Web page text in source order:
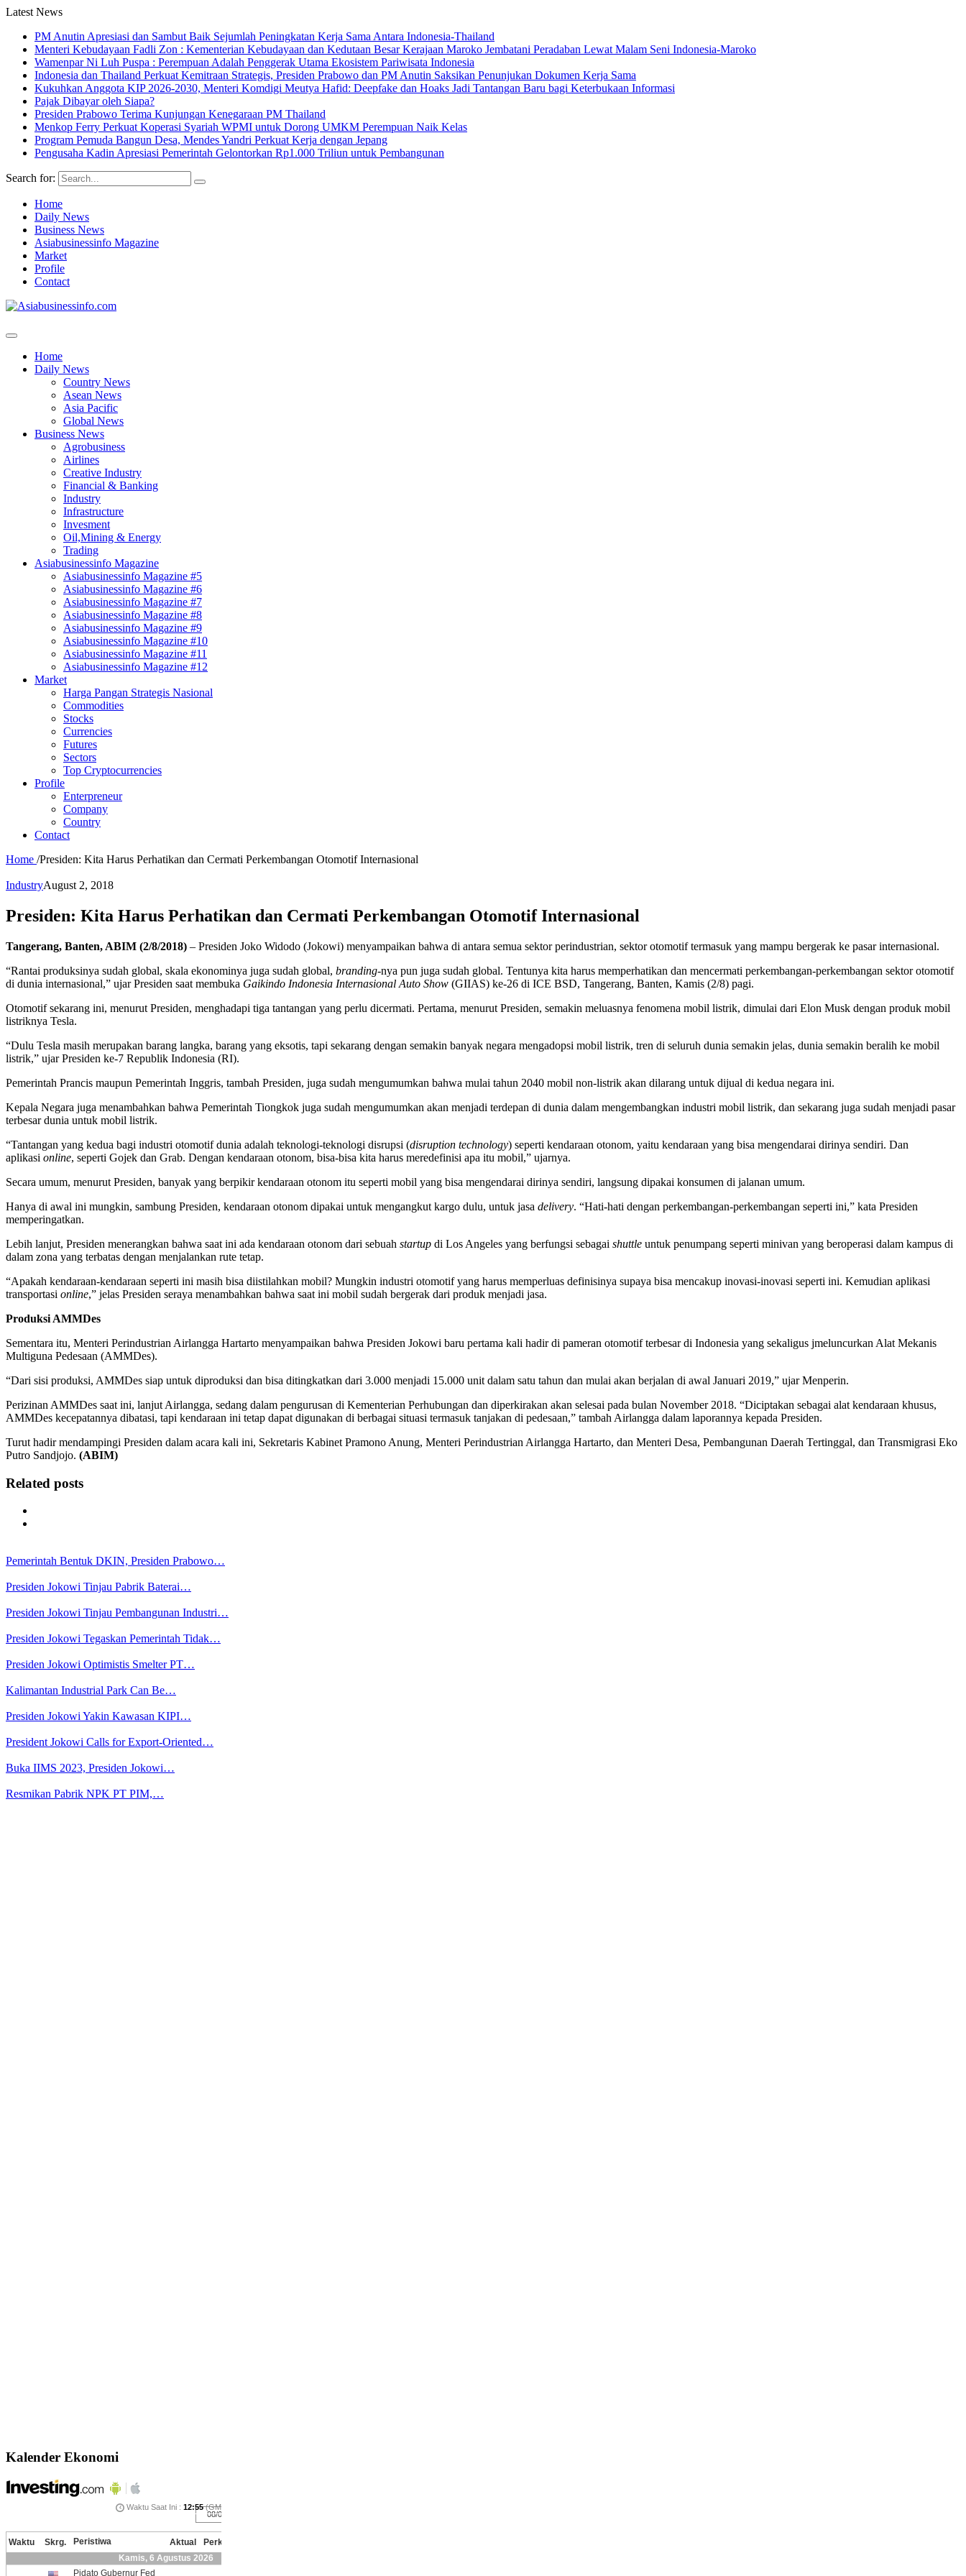
Latest News
PM Anutin Apresiasi dan Sambut Baik Sejumlah Peningkatan Kerja Sama Antara Indonesia-Thailand
Menteri Kebudayaan Fadli Zon : Kementerian Kebudayaan dan Kedutaan Besar Kerajaan Maroko Jembatani Peradaban Lewat Malam Seni Indonesia-Maroko
Wamenpar Ni Luh Puspa : Perempuan Adalah Penggerak Utama Ekosistem Pariwisata Indonesia
Indonesia dan Thailand Perkuat Kemitraan Strategis, Presiden Prabowo dan PM Anutin Saksikan Penunjukan Dokumen Kerja Sama
Kukuhkan Anggota KIP 2026-2030, Menteri Komdigi Meutya Hafid: Deepfake dan Hoaks Jadi Tantangan Baru bagi Keterbukaan Informasi
Pajak Dibayar oleh Siapa?
Presiden Prabowo Terima Kunjungan Kenegaraan PM Thailand
Menkop Ferry Perkuat Koperasi Syariah WPMI untuk Dorong UMKM Perempuan Naik Kelas
Program Pemuda Bangun Desa, Mendes Yandri Perkuat Kerja dengan Jepang
Pengusaha Kadin Apresiasi Pemerintah Gelontorkan Rp1.000 Triliun untuk Pembangunan
Search for:
Home
Daily News
Business News
Asiabusinessinfo Magazine
Market
Profile
Contact
Home
Daily News
Country News
Asean News
Asia Pacific
Global News
Business News
Agrobusiness
Airlines
Creative Industry
Financial & Banking
Industry
Infrastructure
Invesment
Oil,Mining & Energy
Trading
Asiabusinessinfo Magazine
Asiabusinessinfo Magazine #5
Asiabusinessinfo Magazine #6
Asiabusinessinfo Magazine #7
Asiabusinessinfo Magazine #8
Asiabusinessinfo Magazine #9
Asiabusinessinfo Magazine #10
Asiabusinessinfo Magazine #11
Asiabusinessinfo Magazine #12
Market
Harga Pangan Strategis Nasional
Commodities
Stocks
Currencies
Futures
Sectors
Top Cryptocurrencies
Profile
Enterpreneur
Company
Country
Contact
Home /Presiden: Kita Harus Perhatikan dan Cermati Perkembangan Otomotif Internasional
IndustryAugust 2, 2018
Presiden: Kita Harus Perhatikan dan Cermati Perkembangan Otomotif Internasional
Tangerang, Banten, ABIM (2/8/2018) – Presiden Joko Widodo (Jokowi) menyampaikan bahwa di antara semua sektor perindustrian, sektor otomotif termasuk yang mampu bergerak ke pasar internasional.
“Rantai produksinya sudah global, skala ekonominya juga sudah global, branding-nya pun juga sudah global. Tentunya kita harus memperhatikan dan mencermati perkembangan-perkembangan sektor otomotif
di dunia internasional,” ujar Presiden saat membuka Gaikindo Indonesia Internasional Auto Show (GIIAS) ke-26 di ICE BSD, Tangerang, Banten, Kamis (2/8) pagi.
Otomotif sekarang ini, menurut Presiden, menghadapi tiga tantangan yang perlu dicermati. Pertama, menurut Presiden, semakin meluasnya fenomena mobil listrik, dimulai dari Elon Musk dengan produk mobil
listriknya Tesla.
“Dulu Tesla masih merupakan barang langka, barang yang eksotis, tapi sekarang dengan semakin banyak negara mengadopsi mobil listrik, tren di seluruh dunia semakin jelas, dunia semakin beralih ke mobil
listrik,” ujar Presiden ke-7 Republik Indonesia (RI).
Pemerintah Prancis maupun Pemerintah Inggris, tambah Presiden, juga sudah mengumumkan bahwa mulai tahun 2040 mobil non-listrik akan dilarang untuk dijual di kedua negara ini.
Kepala Negara juga menambahkan bahwa Pemerintah Tiongkok juga sudah mengumumkan akan menjadi terdepan di dunia dalam mengembangkan industri mobil listrik, dan sekarang juga sudah menjadi pasar
terbesar dunia untuk mobil listrik.
“Tantangan yang kedua bagi industri otomotif dunia adalah teknologi-teknologi disrupsi (disruption technology) seperti kendaraan otonom, yaitu kendaraan yang bisa mengendarai dirinya sendiri. Dan
aplikasi online, seperti Gojek dan Grab. Dengan kendaraan otonom, bisa-bisa kita harus meredefinisi apa itu mobil,” ujarnya.
Secara umum, menurut Presiden, banyak yang berpikir kendaraan otonom itu seperti mobil yang bisa mengendarai dirinya sendiri, langsung dipakai konsumen di jalanan umum.
Hanya di awal ini mungkin, sambung Presiden, kendaraan otonom dipakai untuk mengangkut kargo dulu, untuk jasa delivery. “Hati-hati dengan perkembangan-perkembangan seperti ini,” kata Presiden
memperingatkan.
Lebih lanjut, Presiden menerangkan bahwa saat ini ada kendaraan otonom dari sebuah startup di Los Angeles yang berfungsi sebagai shuttle untuk penumpang seperti minivan yang beroperasi dalam kampus di
dalam zona yang terbatas dengan menjalankan rute tetap.
“Apakah kendaraan-kendaraan seperti ini masih bisa diistilahkan mobil? Mungkin industri otomotif yang harus memperluas definisinya supaya bisa mencakup inovasi-inovasi seperti ini. Kemudian aplikasi
transportasi online,” jelas Presiden seraya menambahkan bahwa saat ini mobil sudah bergerak dari produk menjadi jasa.
Produksi AMMDes
Sementara itu, Menteri Perindustrian Airlangga Hartarto menyampaikan bahwa Presiden Jokowi baru pertama kali hadir di pameran otomotif terbesar di Indonesia yang sekaligus jmeluncurkan Alat Mekanis
Multiguna Pedesaan (AMMDes).
“Dari sisi produksi, AMMDes siap untuk diproduksi dan bisa ditingkatkan dari 3.000 menjadi 15.000 unit dalam satu tahun dan mulai akan berjalan di awal Januari 2019,” ujar Menperin.
Perizinan AMMDes saat ini, lanjut Airlangga, sedang dalam pengurusan di Kementerian Perhubungan dan diperkirakan akan selesai pada bulan November 2018. “Diciptakan sebagai alat kendaraan khusus,
AMMDes kecepatannya dibatasi, tapi kendaraan ini tetap dapat digunakan di berbagai situasi termasuk tanjakan di pedesaan,” tambah Airlangga dalam laporannya kepada Presiden.
Turut hadir mendampingi Presiden dalam acara kali ini, Sekretaris Kabinet Pramono Anung, Menteri Perindustrian Airlangga Hartarto, dan Menteri Desa, Pembangunan Daerah Tertinggal, dan Transmigrasi Eko
Putro Sandjojo. (ABIM)
Related posts
Pemerintah Bentuk DKIN, Presiden Prabowo…
Presiden Jokowi Tinjau Pabrik Baterai…
Presiden Jokowi Tinjau Pembangunan Industri…
Presiden Jokowi Tegaskan Pemerintah Tidak…
Presiden Jokowi Optimistis Smelter PT…
Kalimantan Industrial Park Can Be…
Presiden Jokowi Yakin Kawasan KIPI…
President Jokowi Calls for Export-Oriented…
Buka IIMS 2023, Presiden Jokowi…
Resmikan Pabrik NPK PT PIM,…
Kalender Ekonomi